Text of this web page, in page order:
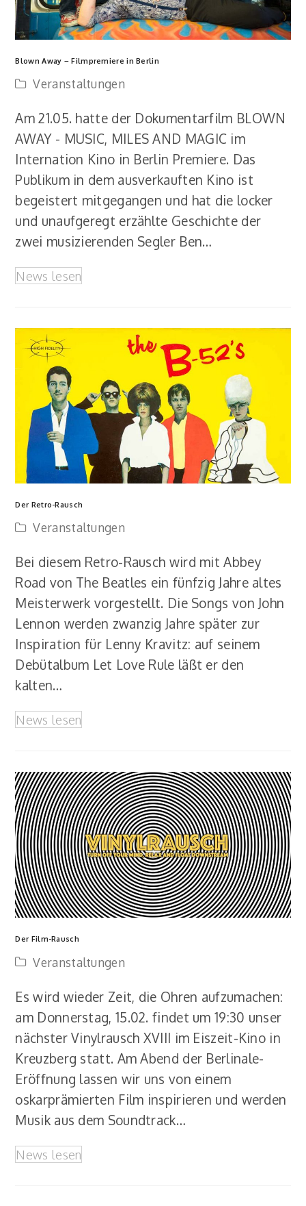
Blown Away – Filmpremiere in Berlin
Veranstaltungen
Am 21.05. hatte der Dokumentarfilm BLOWN
AWAY - MUSIC, MILES AND MAGIC im
Internation Kino in Berlin Premiere. Das
Publikum in dem ausverkauften Kino ist
begeistert mitgegangen und hat die locker
und unaufgeregt erzählte Geschichte der
zwei musizierenden Segler Ben…
News lesen
Der Retro-Rausch
Veranstaltungen
Bei diesem Retro-Rausch wird mit Abbey
Road von The Beatles ein fünfzig Jahre altes
Meisterwerk vorgestellt. Die Songs von John
Lennon werden zwanzig Jahre später zur
Inspiration für Lenny Kravitz: auf seinem
Debütalbum Let Love Rule läßt er den
kalten…
News lesen
Der Film-Rausch
Veranstaltungen
Es wird wieder Zeit, die Ohren aufzumachen:
am Donnerstag, 15.02. findet um 19:30 unser
nächster Vinylrausch XVIII im Eiszeit-Kino in
Kreuzberg statt. Am Abend der Berlinale-
Eröffnung lassen wir uns von einem
oskarprämierten Film inspirieren und werden
Musik aus dem Soundtrack…
News lesen